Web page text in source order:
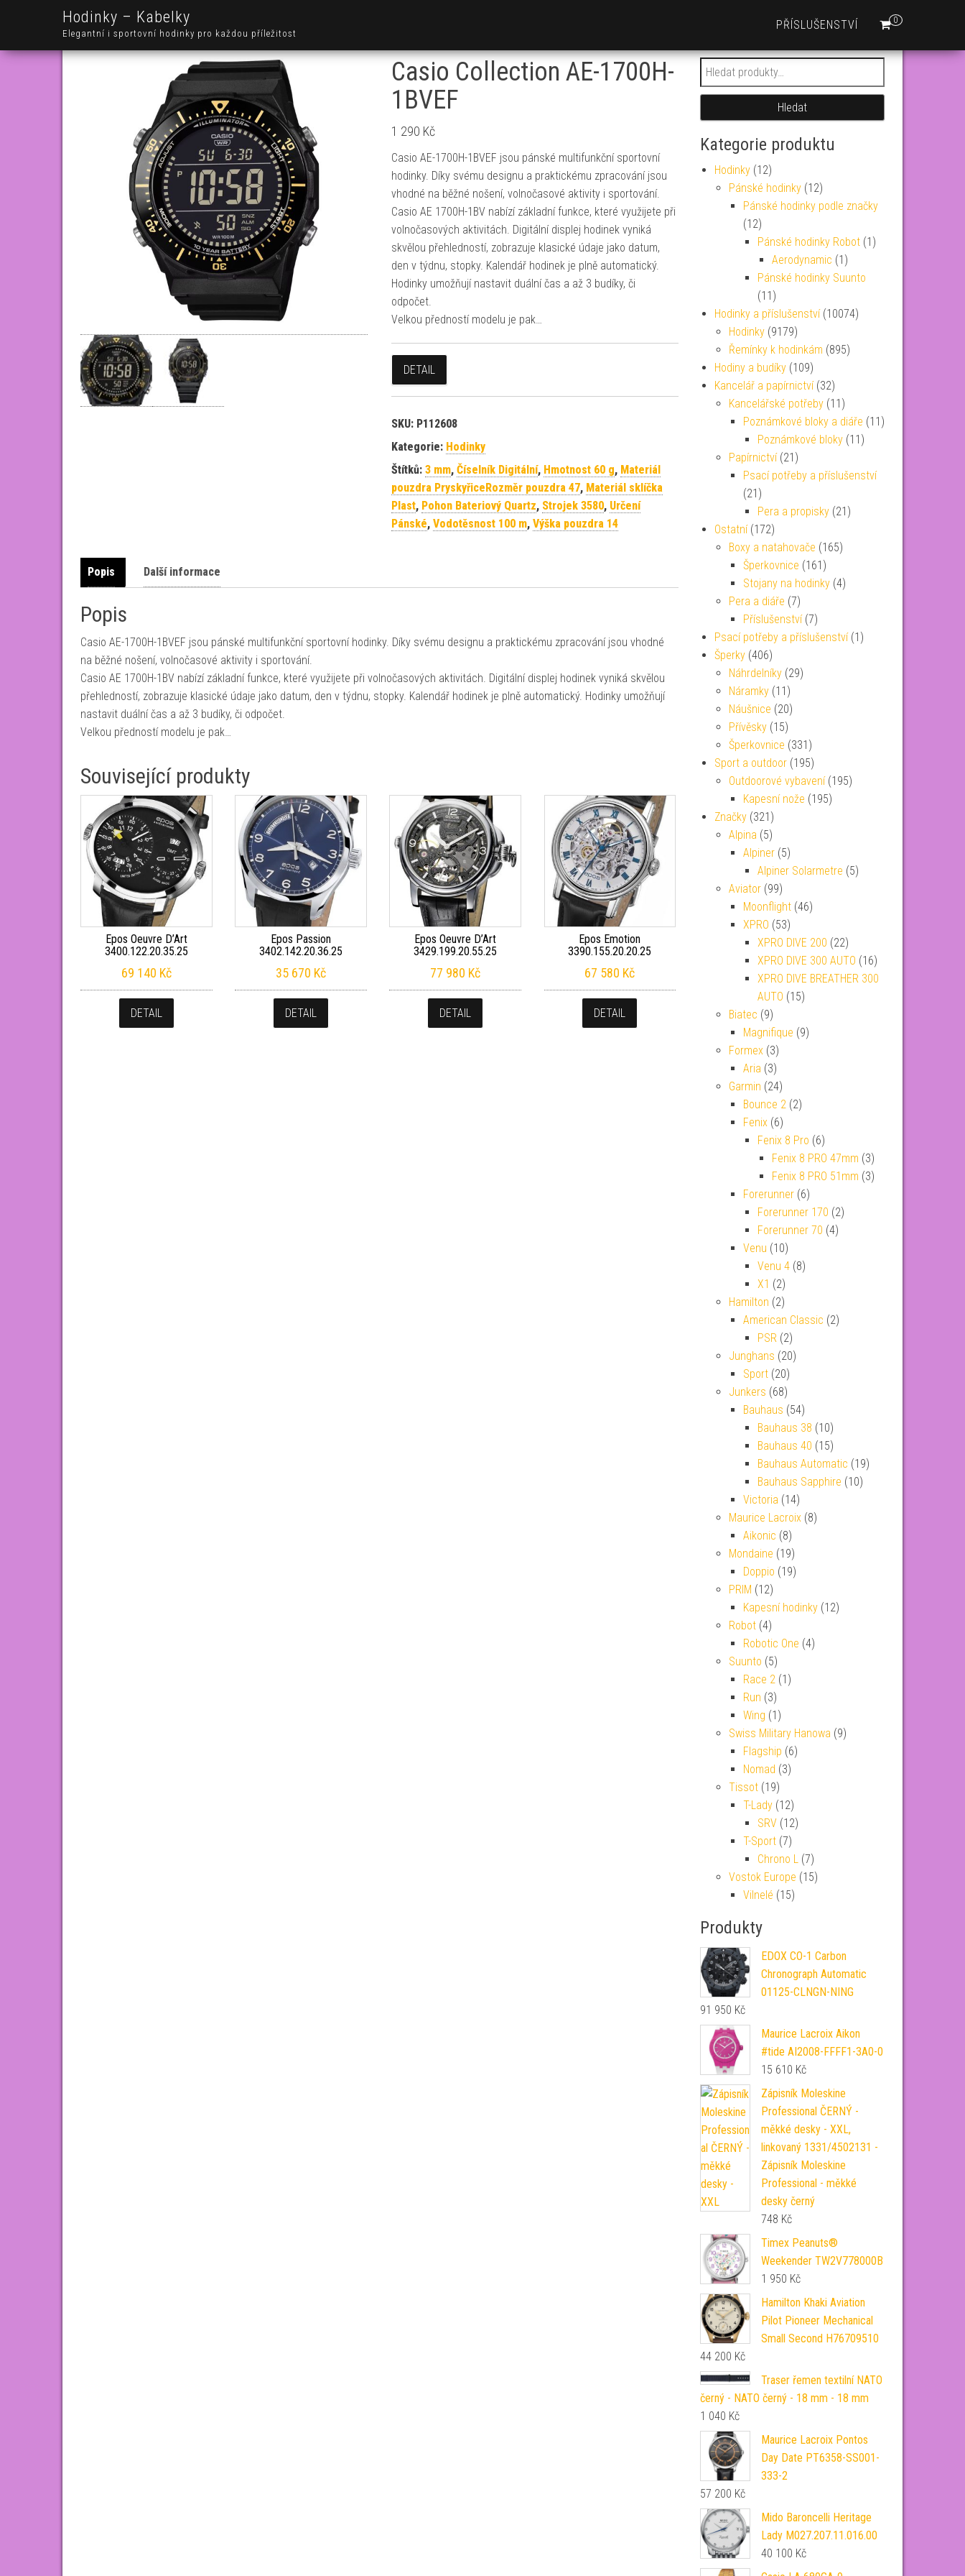
Hodinky – Kabelky
Elegantní i sportovní hodinky pro každou příležitost
0
PŘÍSLUŠENSTVÍ
Casio Collection AE-1700H-
1BVEF
1 290 Kč
Casio AE-1700H-1BVEF jsou pánské multifunkční sportovní
hodinky. Díky svému designu a praktickému zpracování jsou
vhodné na běžné nošení, volnočasové aktivity i sportování.
Casio AE 1700H-1BV nabízí základní funkce, které využijete při
volnočasových aktivitách. Digitální displej hodinek vyniká
skvělou přehledností, zobrazuje klasické údaje jako datum,
den v týdnu, stopky. Kalendář hodinek je plně automatický.
Hodinky umožňují nastavit duální čas a až 3 budíky, či
odpočet.
Velkou předností modelu je pak…
DETAIL
SKU: P112608
Kategorie: Hodinky
Štítků: 3 mm, Číselník Digitální, Hmotnost 60 g, Materiál
pouzdra PryskyřiceRozměr pouzdra 47, Materiál sklíčka
Plast, Pohon Bateriový Quartz, Strojek 3580, Určení
Pánské, Vodotěsnost 100 m, Výška pouzdra 14
Popis Další informace
Popis
Casio AE-1700H-1BVEF jsou pánské multifunkční sportovní hodinky. Díky svému designu a praktickému zpracování jsou vhodné
na běžné nošení, volnočasové aktivity i sportování.
Casio AE 1700H-1BV nabízí základní funkce, které využijete při volnočasových aktivitách. Digitální displej hodinek vyniká skvělou
přehledností, zobrazuje klasické údaje jako datum, den v týdnu, stopky. Kalendář hodinek je plně automatický. Hodinky umožňují
nastavit duální čas a až 3 budíky, či odpočet.
Velkou předností modelu je pak…
Související produkty
Epos Oeuvre D’Art
3400.122.20.35.25
69 140 Kč
DETAIL
Epos Passion
3402.142.20.36.25
35 670 Kč
DETAIL
Epos Oeuvre D’Art
3429.199.20.55.25
77 980 Kč
DETAIL
Epos Emotion
3390.155.20.20.25
67 580 Kč
DETAIL
Hledat:
Hledat
Kategorie produktu
Hodinky (12)
Pánské hodinky (12)
Pánské hodinky podle značky
(12)
Pánské hodinky Robot (1)
Aerodynamic (1)
Pánské hodinky Suunto
(11)
Hodinky a příslušenství (10074)
Hodinky (9179)
Řemínky k hodinkám (895)
Hodiny a budíky (109)
Kancelář a papírnictví (32)
Kancelářské potřeby (11)
Poznámkové bloky a diáře (11)
Poznámkové bloky (11)
Papírnictví (21)
Psací potřeby a příslušenství
(21)
Pera a propisky (21)
Ostatní (172)
Boxy a natahovače (165)
Šperkovnice (161)
Stojany na hodinky (4)
Pera a diáře (7)
Příslušenství (7)
Psací potřeby a příslušenství (1)
Šperky (406)
Náhrdelníky (29)
Náramky (11)
Náušnice (20)
Přívěsky (15)
Šperkovnice (331)
Sport a outdoor (195)
Outdoorové vybavení (195)
Kapesní nože (195)
Značky (321)
Alpina (5)
Alpiner (5)
Alpiner Solarmetre (5)
Aviator (99)
Moonflight (46)
XPRO (53)
XPRO DIVE 200 (22)
XPRO DIVE 300 AUTO (16)
XPRO DIVE BREATHER 300
AUTO (15)
Biatec (9)
Magnifique (9)
Formex (3)
Aria (3)
Garmin (24)
Bounce 2 (2)
Fenix (6)
Fenix 8 Pro (6)
Fenix 8 PRO 47mm (3)
Fenix 8 PRO 51mm (3)
Forerunner (6)
Forerunner 170 (2)
Forerunner 70 (4)
Venu (10)
Venu 4 (8)
X1 (2)
Hamilton (2)
American Classic (2)
PSR (2)
Junghans (20)
Sport (20)
Junkers (68)
Bauhaus (54)
Bauhaus 38 (10)
Bauhaus 40 (15)
Bauhaus Automatic (19)
Bauhaus Sapphire (10)
Victoria (14)
Maurice Lacroix (8)
Aikonic (8)
Mondaine (19)
Doppio (19)
PRIM (12)
Kapesní hodinky (12)
Robot (4)
Robotic One (4)
Suunto (5)
Race 2 (1)
Run (3)
Wing (1)
Swiss Military Hanowa (9)
Flagship (6)
Nomad (3)
Tissot (19)
T-Lady (12)
SRV (12)
T-Sport (7)
Chrono L (7)
Vostok Europe (15)
Vilnelé (15)
Produkty
EDOX CO-1 Carbon
Chronograph Automatic
01125-CLNGN-NING
91 950 Kč
Maurice Lacroix Aikon
#tide AI2008-FFFF1-3A0-0
15 610 Kč
Zápisník Moleskine
Professional ČERNÝ -
měkké desky - XXL,
linkovaný 1331/4502131 -
Zápisník Moleskine
Professional - měkké
desky černý
748 Kč
Timex Peanuts®
Weekender TW2V778000B
1 950 Kč
Hamilton Khaki Aviation
Pilot Pioneer Mechanical
Small Second H76709510
44 200 Kč
Traser řemen textilní NATO
černý - NATO černý - 18 mm - 18 mm
1 040 Kč
Maurice Lacroix Pontos
Day Date PT6358-SS001-
333-2
57 200 Kč
Mido Baroncelli Heritage
Lady M027.207.11.016.00
40 100 Kč